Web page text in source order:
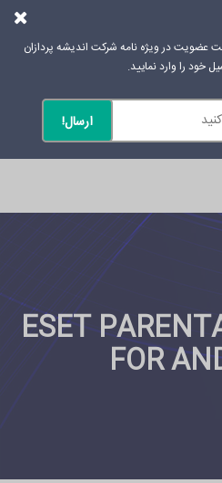
ESET
FOR
عضویت در ویژه نامه شرکت اندیشه پردازان
خود را وارد نمایید.